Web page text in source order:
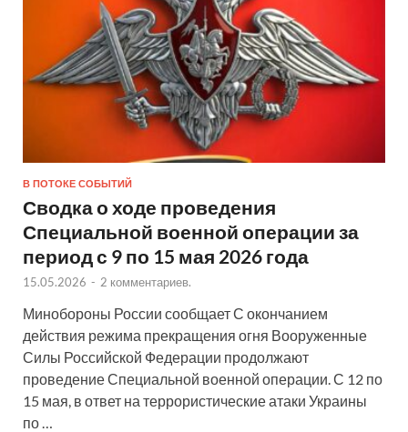
В ПОТОКЕ СОБЫТИЙ
Сводка о ходе проведения
Специальной военной операции за
период с 9 по 15 мая 2026 года
15.05.2026 - 2 комментариев.
Минобороны России сообщает С окончанием
действия режима прекращения огня Вооруженные
Силы Российской Федерации продолжают
проведение Специальной военной операции. С 12 по
15 мая, в ответ на террористические атаки Украины
по …